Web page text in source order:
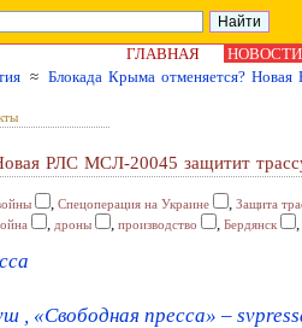
ГЛАВНАЯ
НОВОСТИ
≈ Блокада Крыма отменяется?
РЛС МСЛ-20045 защитит
, Спецоперация на Украине , Защита
, дроны , производство , Бердянск ,
, «Свободная пресса» –